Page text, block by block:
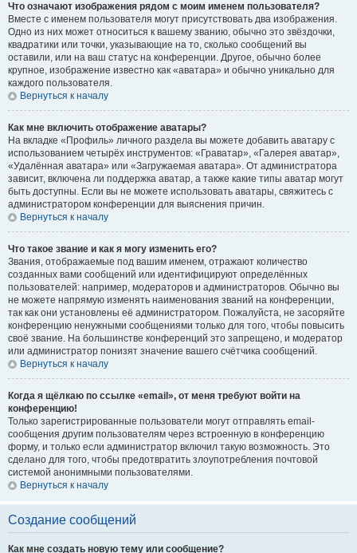
Что означают изображения рядом с моим именем пользователя?
Вместе с именем пользователя могут присутствовать два изображения.
Одно из них может относиться к вашему званию, обычно это звёздочки,
квадратики или точки, указывающие на то, сколько сообщений вы
оставили, или на ваш статус на конференции. Другое, обычно более
крупное, изображение известно как «аватара» и обычно уникально для
каждого пользователя.
Вернуться к началу
Как мне включить отображение аватары?
На вкладке «Профиль» личного раздела вы можете добавить аватару с
использованием четырёх инструментов: «Граватар», «Галерея аватар»,
«Удалённая аватара» или «Загружаемая аватара». От администратора
зависит, включена ли поддержка аватар, а также какие типы аватар могут
быть доступны. Если вы не можете использовать аватары, свяжитесь с
администратором конференции для выяснения причин.
Вернуться к началу
Что такое звание и как я могу изменить его?
Звания, отображаемые под вашим именем, отражают количество
созданных вами сообщений или идентифицируют определённых
пользователей: например, модераторов и администраторов. Обычно вы
не можете напрямую изменять наименования званий на конференции,
так как они установлены её администратором. Пожалуйста, не засоряйте
конференцию ненужными сообщениями только для того, чтобы повысить
своё звание. На большинстве конференций это запрещено, и модератор
или администратор понизят значение вашего счётчика сообщений.
Вернуться к началу
Когда я щёлкаю по ссылке «email», от меня требуют войти на
конференцию!
Только зарегистрированные пользователи могут отправлять email-
сообщения другим пользователям через встроенную в конференцию
форму, и только если администратор включил такую возможность. Это
сделано для того, чтобы предотвратить злоупотребления почтовой
системой анонимными пользователями.
Вернуться к началу
Создание сообщений
Как мне создать новую тему или сообщение?